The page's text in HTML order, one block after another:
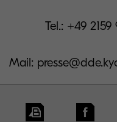
Tel.: +49
Mail: